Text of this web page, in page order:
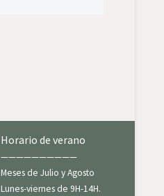
Horario de verano
——————————
Meses de Julio y Agosto
Lunes-viernes de 9H-14H.